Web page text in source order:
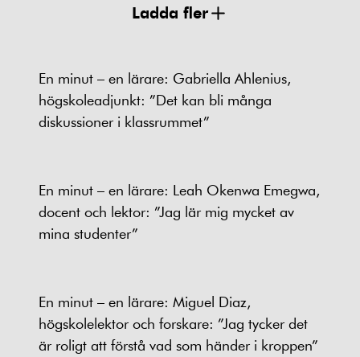
Ladda fler
En minut – en lärare: Gabriella Ahlenius,
högskoleadjunkt: ”Det kan bli många
diskussioner i klassrummet”
En minut – en lärare: Leah Okenwa Emegwa,
docent och lektor: ”Jag lär mig mycket av
mina studenter”
En minut – en lärare: Miguel Diaz,
högskolelektor och forskare: ”Jag tycker det
är roligt att förstå vad som händer i kroppen”